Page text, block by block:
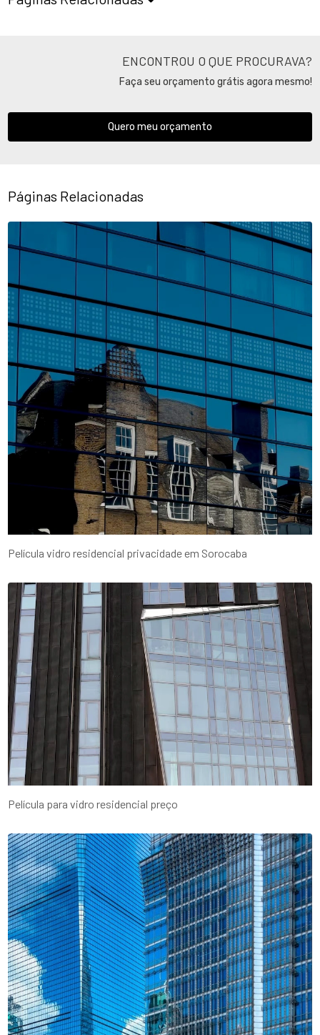
ENCONTROU O QUE PROCURAVA?
Faça seu orçamento grátis agora mesmo!
Quero meu orçamento
Páginas Relacionadas
Película vidro residencial privacidade em Sorocaba
Película para vidro residencial preço